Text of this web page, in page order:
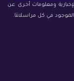
ومعلومات أخرى عن
في كل مراسلاتنا.